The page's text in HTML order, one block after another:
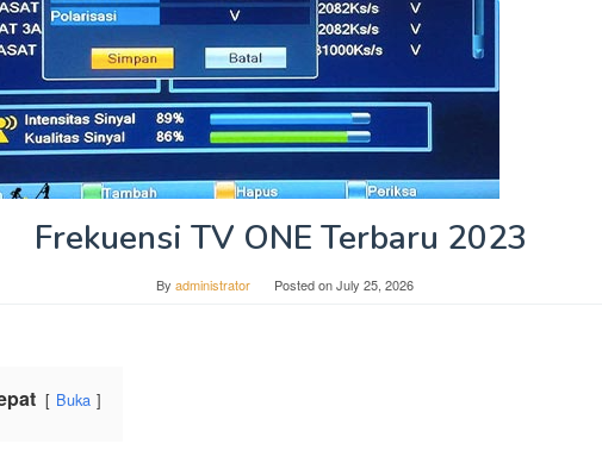
Frekuensi TV ONE Terbaru 2023
By administrator Posted onJuly 25, 2026
Buka